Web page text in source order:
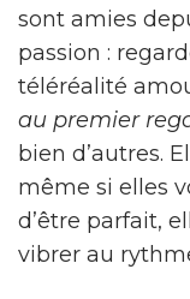
sont amies
passion :
téléréalité
au premier
bien d’autres.
même si elles
d’être parfait,
vibrer au